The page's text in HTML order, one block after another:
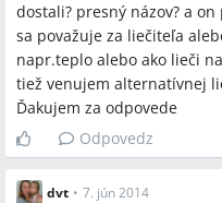
dostali? presný názov? a
sa považuje za liečiteľa
napr.teplo alebo ako lieči
tiež venujem alternatívnej
Ďakujem za odpovede
Odpovedz
dvt • 7. jún 2014